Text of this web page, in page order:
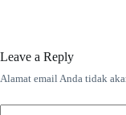
Leave a Reply
Alamat email Anda tidak